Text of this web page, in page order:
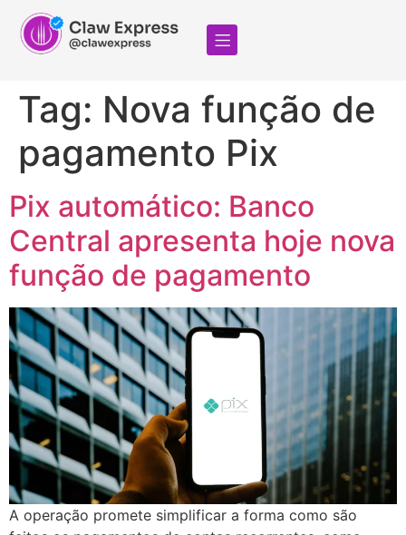
Tag: Nova função de
pagamento Pix
Pix automático: Banco
Central apresenta hoje nova
função de pagamento
A operação promete simplificar a forma como são